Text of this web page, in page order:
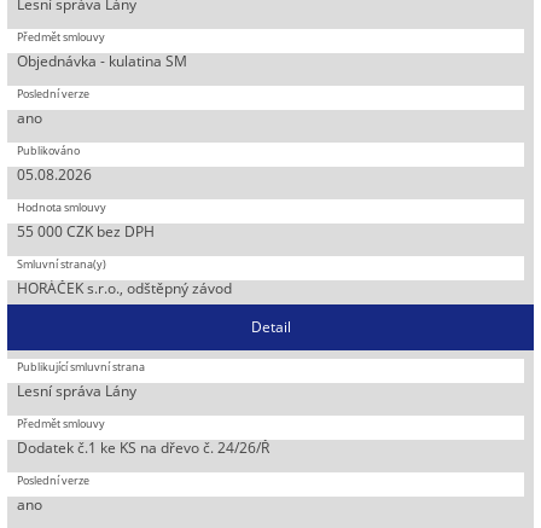
Objednávka - kulatina SM
ano
05.08.2026
55 000 CZK bez DPH
HORÁČEK s.r.o., odštěpný závod
Detail
Lesní správa Lány
Dodatek č.1 ke KS na dřevo č. 24/26/Ř
ano